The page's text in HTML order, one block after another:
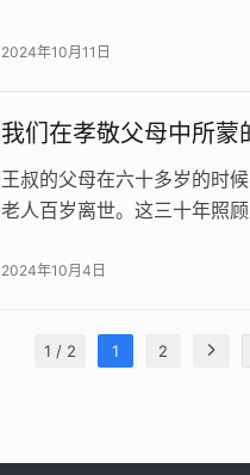
2024年10月11日
我们在孝敬父母中所蒙
王叔的父母在六十多岁的时
老人百岁离世。这三十年照
2024年10月4日
1 / 2 1 2